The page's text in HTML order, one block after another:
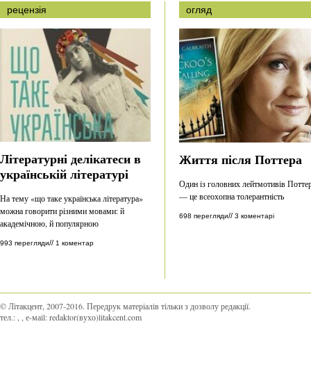
рецензія
Літературні делікатеси в
українській літературі
На тему «що таке українська література»
можна говорити різними мовами: й
академічною, й популярною
993 перегляди// 1 коментар
огляд
Життя після Поттера
Один із головних лейтмотивів
— це всеохопна толерантність
698 перегляди// 3 коментарі
© Літакцент, 2007-2016. Передрук матеріалів тільки з дозволу редакції.
тел.:
, е-маіl:redaktor(вухо)litakcent.com